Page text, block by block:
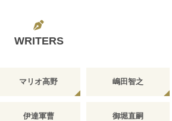
WRITERS
マリオ高野 嶋田智之
伊達軍曹 御堀直嗣